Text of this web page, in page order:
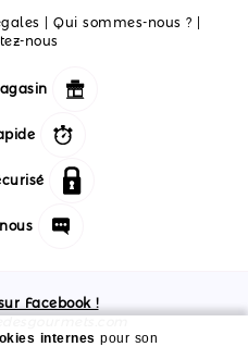
| Qui sommes-nous ? |
nous
Facebook !
internes pour son